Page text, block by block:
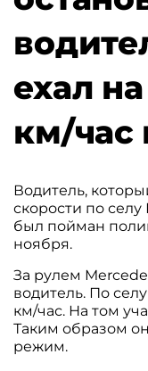
ехал
км/час
Водитель,
скорости по
был пойман
ноября.
За рулем
водитель. По
км/час. На том
Таким образом
режим.